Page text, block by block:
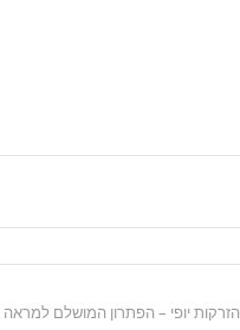
הזרקות יופי – הפתרון המושלם למראה